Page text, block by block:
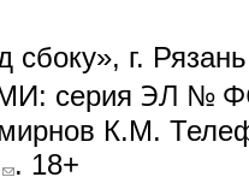
сбоку», г.
серия ЭЛ №
К.М.
(link sends e-mail)
. 18+